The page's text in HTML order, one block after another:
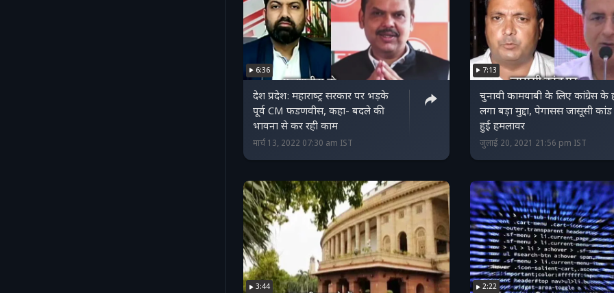
6:36
देश प्रदेश: महाराष्‍ट्र सरकार पर भड़के
पूर्व CM फडणवीस, कहा- बदले की
भावना से कर रही काम
मार्च 13, 2022 07:30 am IST
7:13
चुनावी कामयाबी के लिए कांग्रेस के
लगा बड़ा मुद्दा, पेगासस जासूसी
हुई हमलावर
जुलाई 20, 2021 21:56 pm IST
3:44 2:22